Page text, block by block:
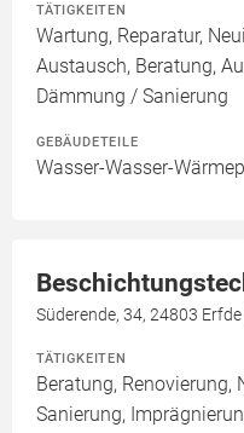
TÄTIGKEITEN
Wartung, Reparatur,
Austausch, Beratung,
Dämmung / Sanierung
GEBÄUDETEILE
Wasser-Wasser-
Süderende, 34, 24803
TÄTIGKEITEN
Beratung, Renovierung,
Sanierung,